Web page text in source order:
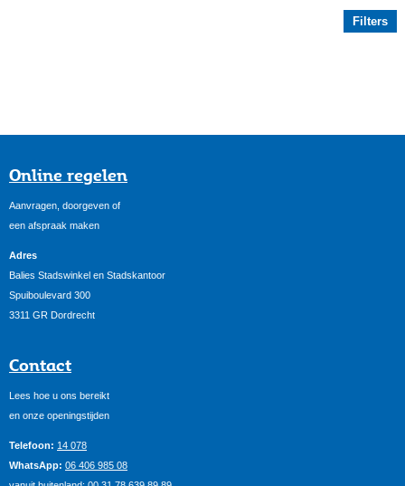
Filters
Online regelen
Aanvragen, doorgeven of
een afspraak maken
Adres
Balies Stadswinkel en Stadskantoor
Spuiboulevard 300
3311 GR Dordrecht
Contact
Lees hoe u ons bereikt
en onze openingstijden
Telefoon: 14 078
WhatsApp: 06 406 985 08